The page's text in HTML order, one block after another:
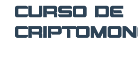
CURSO DE